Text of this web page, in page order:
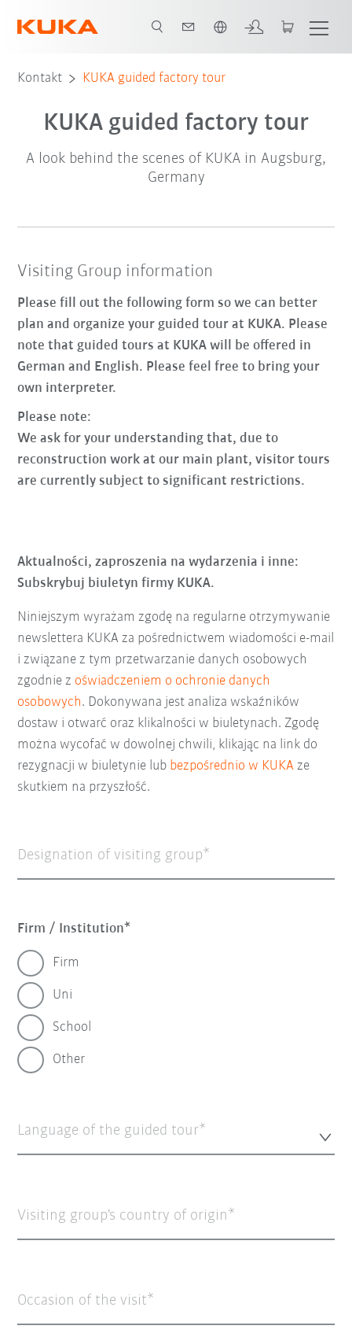
Kontakt KUKA guided factory tour
KUKA guided factory tour
A look behind the scenes of KUKA in Augsburg,
Germany
Visiting Group information
Please fill out the following form so we can better
plan and organize your guided tour at KUKA. Please
note that guided tours at KUKA will be offered in
German and English. Please feel free to bring your
own interpreter.
Please note:
We ask for your understanding that, due to
reconstruction work at our main plant, visitor tours
are currently subject to significant restrictions.
Aktualności, zaproszenia na wydarzenia i inne:
Subskrybuj biuletyn firmy KUKA.
Niniejszym wyrażam zgodę na regularne otrzymywanie
newslettera KUKA za pośrednictwem wiadomości e-mail
i związane z tym przetwarzanie danych osobowych
zgodnie z oświadczeniem o ochronie danych
osobowych. Dokonywana jest analiza wskaźników
dostaw i otwarć oraz klikalności w biuletynach. Zgodę
można wycofać w dowolnej chwili, klikając na link do
rezygnacji w biuletynie lub bezpośrednio w KUKA ze
skutkiem na przyszłość.
Designation of visiting group
Firm / Institution
Firm
Uni
School
Other
Language of the guided tour*
Visiting group's country of origin
Occasion of the visit